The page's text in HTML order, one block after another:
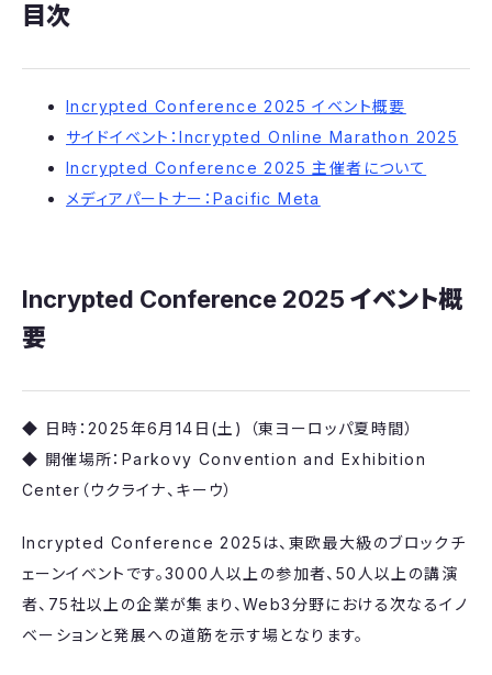
目次
Incrypted Conference 2025 イベント概要
サイドイベント：Incrypted Online Marathon 2025
Incrypted Conference 2025 主催者について
メディアパートナー：Pacific Meta
Incrypted Conference 2025 イベント概
要
◆ 日時：2025年6月14日(土) （東ヨーロッパ夏時間）
◆ 開催場所：Parkovy Convention and Exhibition
Center（ウクライナ、キーウ）
Incrypted Conference 2025は、東欧最大級のブロックチ
ェーンイベントです。3000人以上の参加者、50人以上の講演
者、75社以上の企業が集まり、Web3分野における次なるイノ
ベーションと発展への道筋を示す場となります。